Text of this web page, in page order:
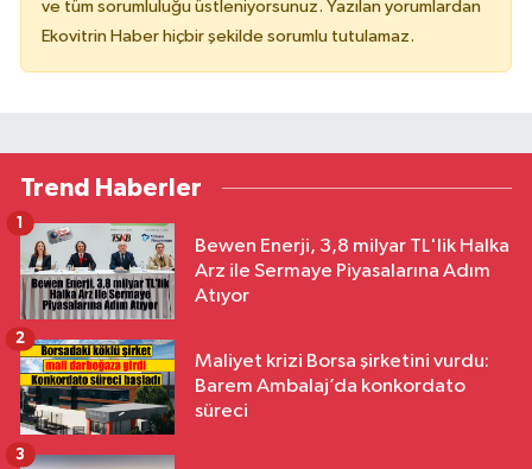
ve tüm sorumluluğu üstleniyorsunuz. Yazılan yorumlardan
Ekovitrin Haber hiçbir şekilde sorumlu tutulamaz.
Trend Haberler
Bewen Enerji, 3,8 milyar TL'lik Halka
Arz ile Sermaye Piyasalarına Adım
Atıyor
1
Maliyet krizi Borsa şirketini vurdu:
Barem Ambalaj’da konkordato
süreci
2
3